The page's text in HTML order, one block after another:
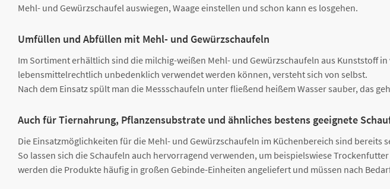
Mehl- und Gewürzschaufel auswiegen, Waage einstellen und schon kann es losgehen.
Umfüllen und Abfüllen mit Mehl- und Gewürzschaufeln
Im Sortiment erhältlich sind die milchig-weißen Mehl- und Gewürzschaufeln aus Kunststoff
lebensmittelrechtlich unbedenklich verwendet werden können, versteht sich von selbst.
Nach dem Einsatz spült man die Messschaufeln unter fließend heißem Wasser sauber, das
Auch für Tiernahrung, Pflanzensubstrate und ähnliches bestens geeignete
Die Einsatzmöglichkeiten für die Mehl- und Gewürzschaufeln im Küchenbereich sind
So lassen sich die Schaufeln auch hervorragend verwenden, um beispielswiese
werden die Produkte häufig in großen Gebinde-Einheiten angeliefert und müssen nach